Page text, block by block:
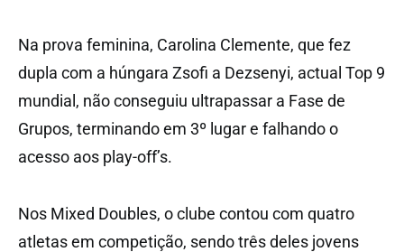
Na prova feminina, Carolina Clemente, que fez
dupla com a húngara Zsofi a Dezsenyi, actual Top 9
mundial, não conseguiu ultrapassar a Fase de
Grupos, terminando em 3º lugar e falhando o
acesso aos play-off’s.
Nos Mixed Doubles, o clube contou com quatro
atletas em competição, sendo três deles jovens